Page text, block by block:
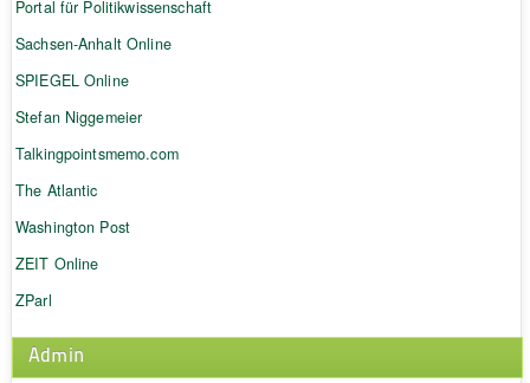
Portal für Politikwissenschaft
Sachsen-Anhalt Online
SPIEGEL Online
Stefan Niggemeier
Talkingpointsmemo.com
The Atlantic
Washington Post
ZEIT Online
ZParl
Admin